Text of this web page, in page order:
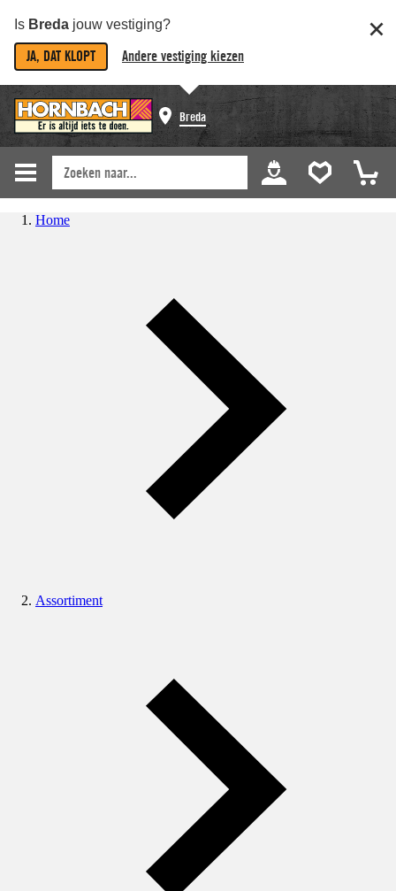
Is Breda jouw vestiging?
JA, DAT KLOPT Andere vestiging kiezen
Breda
Home
Assortiment